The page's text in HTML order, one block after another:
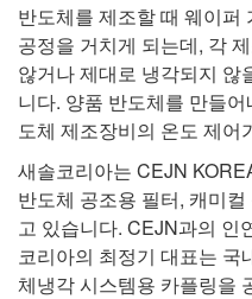
반도체를 제조할 때 웨이퍼
공정을 거치게 되는데, 각
않거나 제대로 냉각되지 않
니다. 양품 반도체를 만들
도체 제조장비의 온도 제어
새솔코리아는 CEJN
반도체 공조용 필터, 캐미
고 있습니다. CEJN과의 인
코리아의 최정기 대표는 국
체냉각 시스템용 카플링을